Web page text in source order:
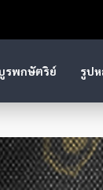
รพกษัตริย์ รูป